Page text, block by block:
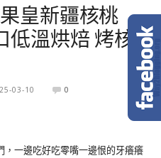
皇新疆核桃
低溫烘焙 烤核
03-10 0
一邊吃好吃零嘴一邊恨的牙癢癢